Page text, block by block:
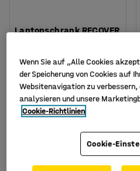
Laptopschrank RECOVER
schwarz/grau
Art. Nr.:14466
1.149,- €
Exkl. USt.
KAUFEN
Wenn Sie auf „Alle Cookies
der Speicherung von Cookies auf
Websitenavigation zu verbessern,
analysieren und unsere
Cookie-Richtlinien
Cookie-